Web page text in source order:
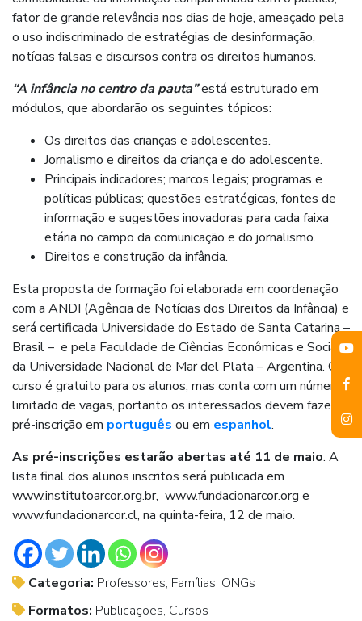
fator de grande relevância nos dias de hoje, ameaçado pela
o uso indiscriminado de estratégias de desinformação,
notícias falsas e discursos contra os direitos humanos.
“A infância no centro da pauta”está estruturado em
módulos, que abordarão os seguintes tópicos:
Os direitos das crianças e adolescentes.
Jornalismo e direitos da criança e do adolescente.
Principais indicadores; marcos legais; programas e
políticas públicas; questões estratégicas, fontes de
informação e sugestões inovadoras para cada faixa
etária no campo da comunicação e do jornalismo.
Direitos e construção da infância.
Esta proposta de formação foi elaborada em coordenação
com a ANDI (Agência de Notícias dos Direitos da Infância) e
será certificada Universidade do Estado de Santa Catarina –
Brasil – e pela Faculdade de Ciências Econômicas e Sociais
da Universidade Nacional de Mar del Plata – Argentina. O
curso é gratuito para os alunos, mas conta com um número
limitado de vagas, portanto os interessados ​​devem fazer a
pré-inscrição em português ou em espanhol.
As pré-inscrições estarão abertas até 11 de maio. A
lista final dos alunos inscritos será publicada em
www.institutoarcor.org.br, www.fundacionarcor.org e
www.fundacionarcor.cl, na quinta-feira, 12 de maio.
Categoria: Professores, Famílias, ONGs
Formatos: Publicações, Cursos